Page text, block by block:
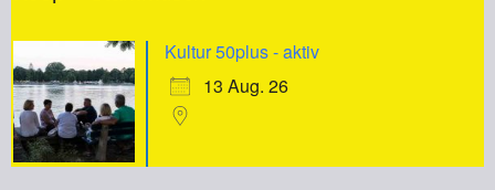
Kultur 50plus - aktiv
13 Aug. 26